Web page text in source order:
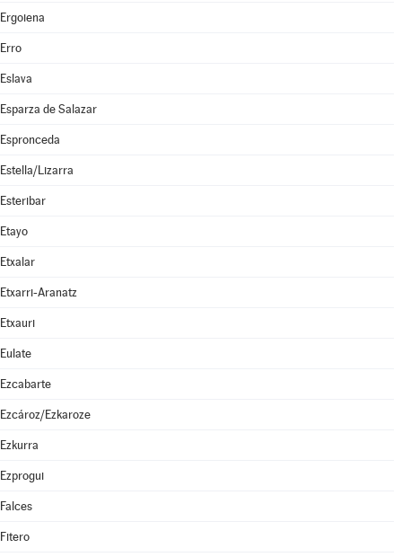
Ergoiena
Erro
Eslava
Esparza de Salazar
Espronceda
Estella/Lizarra
Esteribar
Etayo
Etxalar
Etxarri-Aranatz
Etxauri
Eulate
Ezcabarte
Ezcároz/Ezkaroze
Ezkurra
Ezprogui
Falces
Fitero